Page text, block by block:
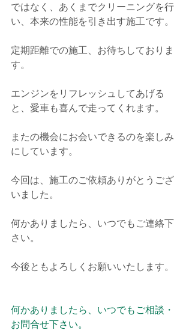
ではなく、あくまでクリーニングを行
い、本来の性能を引き出す施工です。
定期距離での施工、お待ちしておりま
す。
エンジンをリフレッシュしてあげる
と、愛車も喜んで走ってくれます。
またの機会にお会いできるのを楽しみ
にしています。
今回は、施工のご依頼ありがとうござ
いました。
何かありましたら、いつでもご連絡下
さい。
今後ともよろしくお願いいたします。
何かありましたら、いつでもご相談・
お問合せ下さい。